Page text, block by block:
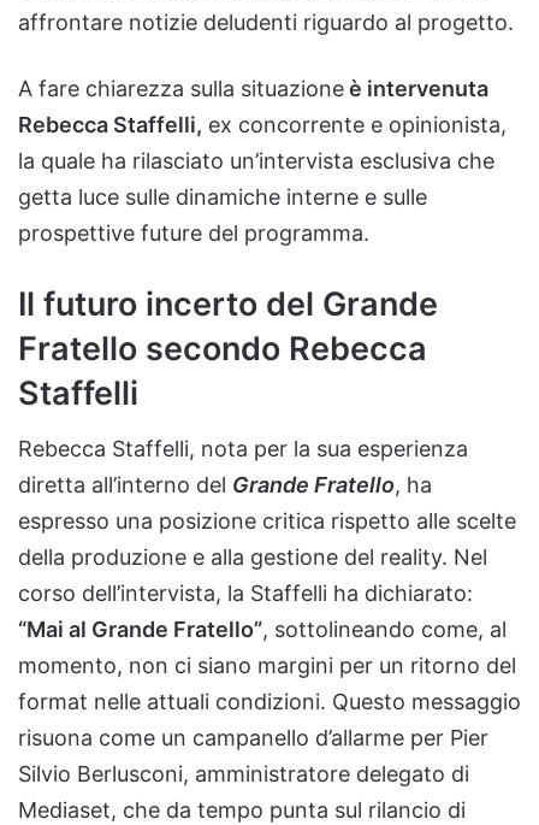
affrontare notizie deludenti riguardo al progetto.
A fare chiarezza sulla situazioneè intervenuta
Rebecca Staffelli, ex concorrente e opinionista,
la quale ha rilasciato un’intervista esclusiva che
getta luce sulle dinamiche interne e sulle
prospettive future del programma.
Il futuro incerto del Grande
Fratello secondo Rebecca
Staffelli
Rebecca Staffelli, nota per la sua esperienza
diretta all’interno del Grande Fratello, ha
espresso una posizione critica rispetto alle scelte
della produzione e alla gestione del reality. Nel
corso dell’intervista, la Staffelli ha dichiarato:
“Mai al Grande Fratello”, sottolineando come, al
momento, non ci siano margini per un ritorno del
format nelle attuali condizioni. Questo messaggio
risuona come un campanello d’allarme per Pier
Silvio Berlusconi, amministratore delegato di
Mediaset, che da tempo punta sul rilancio di